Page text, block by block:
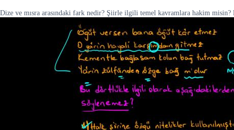
Dize ve mısra arasındaki fark nedir? Şiirle ilgili temel kavramlara hakim misin?